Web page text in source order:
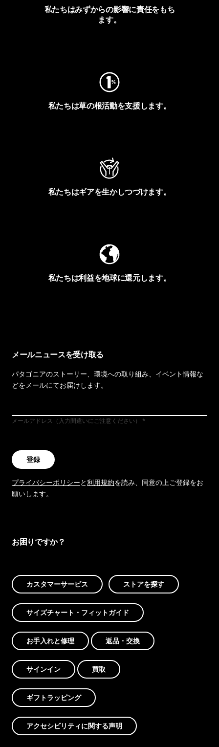
私たちはみずからの影響に責任をもち
ます。
私たちは草の根活動を支援します。
私たちはギアを生かしつづけます。
私たちは利益を地球に還元します。
メールニュースを受け取る
パタゴニアのストーリー、環境への取り組み、イベント情報な
どをメールにてお届けします。
メールアドレス（入力間違いにご注意ください）
登録
プライバシーポリシーと利用規約を読み、同意の上ご登録をお
願いします。
お困りですか？
カスタマーサービス ストアを探す
サイズチャート・フィットガイド
お手入れと修理 返品・交換
サインイン 買取
ギフトラッピング
アクセシビリティに関する声明